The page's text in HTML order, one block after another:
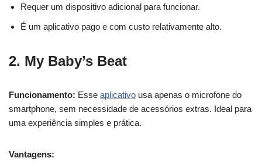
Requer um dispositivo adicional para funcionar.
É um aplicativo pago e com custo relativamente alto.
2. My Baby’s Beat
Funcionamento: Esse aplicativo usa apenas o microfone do
smartphone, sem necessidade de acessórios extras. Ideal para
uma experiência simples e prática.
Vantagens: